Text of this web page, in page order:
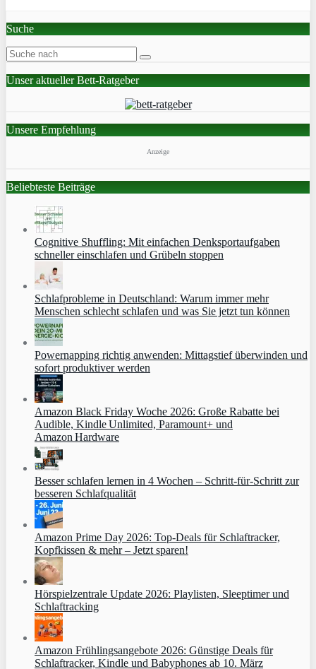
Suche
Unser aktueller Bett-Ratgeber
Unsere Empfehlung
Anzeige
Beliebteste Beiträge
Cognitive Shuffling: Mit einfachen Denksportaufgaben
schneller einschlafen und Grübeln stoppen
Schlafprobleme in Deutschland: Warum immer mehr
Menschen schlecht schlafen und was Sie jetzt tun können
Powernapping richtig anwenden: Mittagstief überwinden und
sofort produktiver werden
Amazon Black Friday Woche 2026: Große Rabatte bei
Audible, Kindle Unlimited, Paramount+ und
Amazon Hardware
Besser schlafen lernen in 4 Wochen – Schritt‑für‑Schritt zur
besseren Schlafqualität
Amazon Prime Day 2026: Top-Deals für Schlaftracker,
Kopfkissen & mehr – Jetzt sparen!
Hörspielzentrale Update 2026: Playlisten, Sleeptimer und
Schlaftracking
Amazon Frühlingsangebote 2026: Günstige Deals für
Schlaftracker, Kindle und Babyphones ab 10. März